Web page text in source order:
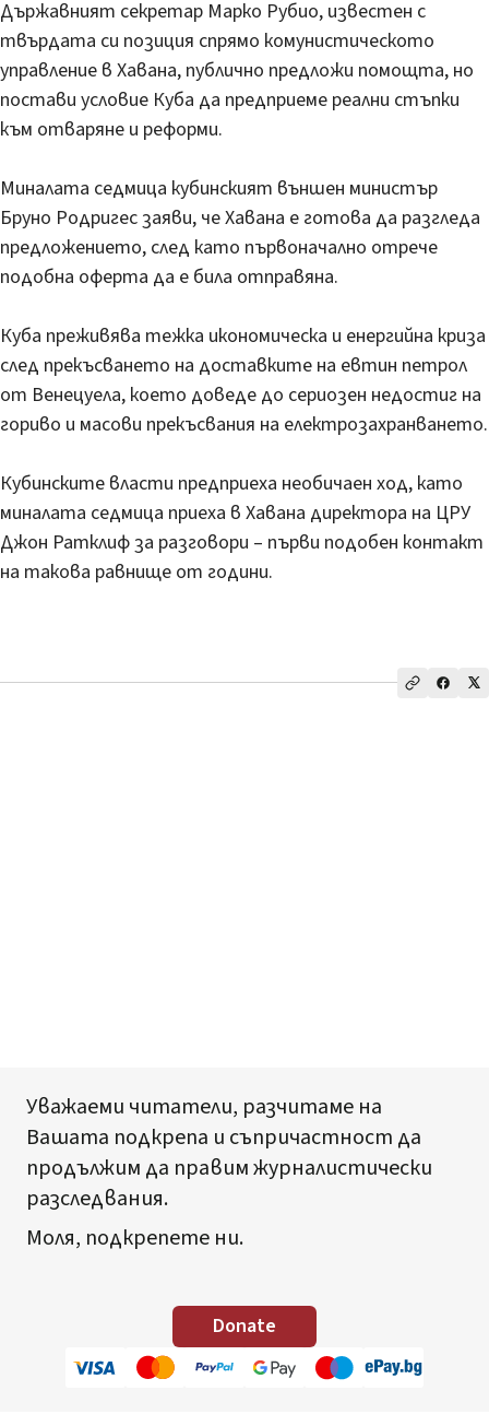
Държавният секретар Марко Рубио, известен с
твърдата си позиция спрямо комунистическото
управление в Хавана, публично предложи помощта, но
постави условие Куба да предприеме реални стъпки
към отваряне и реформи.
Миналата седмица кубинският външен министър
Бруно Родригес заяви, че Хавана е готова да разгледа
предложението, след като първоначално отрече
подобна оферта да е била отправяна.
Куба преживява тежка икономическа и енергийна криза
след прекъсването на доставките на евтин петрол
от Венецуела, което доведе до сериозен недостиг на
гориво и масови прекъсвания на електрозахранването.
Кубинските власти предприеха необичаен ход, като
миналата седмица приеха в Хавана директора на ЦРУ
Джон Ратклиф за разговори – първи подобен контакт
на такова равнище от години.
Уважаеми читатели, разчитаме на
Вашата подкрепа и съпричастност да
продължим да правим журналистически
разследвания.
Моля, подкрепете ни.
Donate